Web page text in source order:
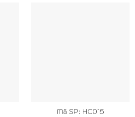
Mã SP: HC015